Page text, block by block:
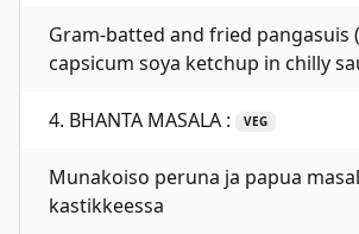
Gram-batted and fried pangasuis
capsicum soya ketchup in chilly
4. BHANTA MASALA : VEG
Munakoiso peruna ja papua
kastikkeessa